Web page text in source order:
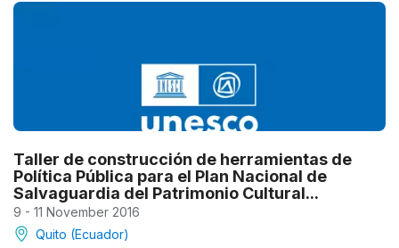
Taller de construcción de herramientas de
Política Pública para el Plan Nacional de
Salvaguardia del Patrimonio Cultural...
9 - 11 November 2016
Quito (Ecuador)